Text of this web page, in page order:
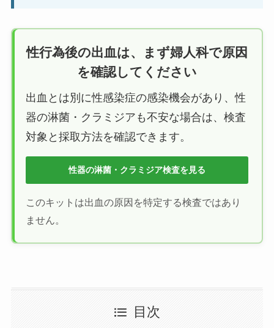
性行為後の出血は、まず婦人科で原因
を確認してください
出血とは別に性感染症の感染機会があり、性
器の淋菌・クラミジアも不安な場合は、検査
対象と採取方法を確認できます。
性器の淋菌・クラミジア検査を見る
このキットは出血の原因を特定する検査ではあり
ません。
目次